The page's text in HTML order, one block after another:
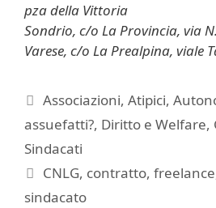
pza della Vittoria
Sondrio, c/o La Provincia, via
Varese, c/o La Prealpina, viale
Categorie
Associazioni,Atipici,
assuefatti?, Diritto e Welfare,
Sindacati
Tag
CNLG, contratto,freelance
sindacato